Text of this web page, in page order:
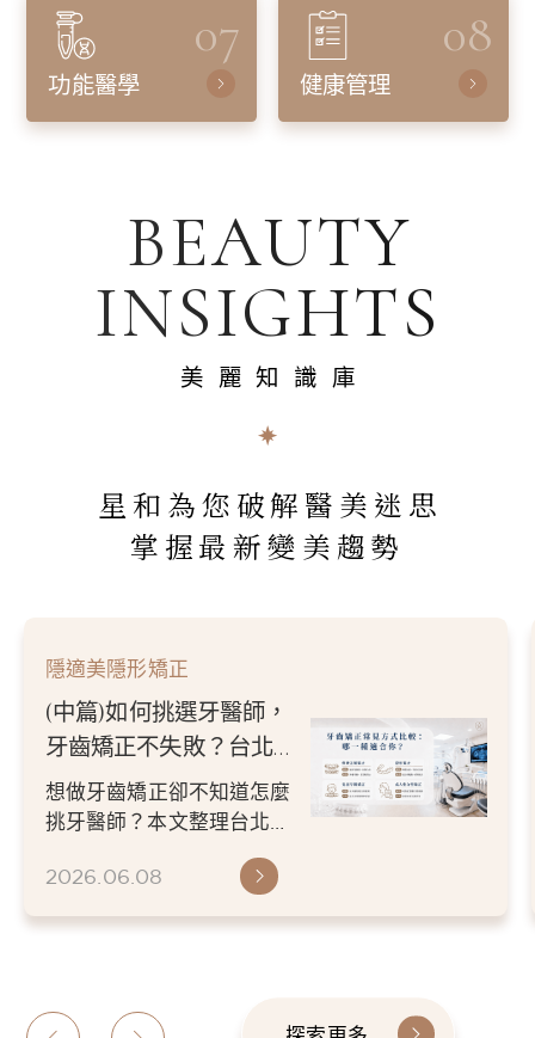
07
功能醫學
08
健康管理
BEAUTY
INSIGHTS
美麗知識庫
星和為您破解醫美迷思
掌握最新變美趨勢
隱適美隱形矯正
(下篇)如何挑選牙醫師，
牙齒矯正不失敗？台北／
新竹牙醫推薦指南
想做牙齒矯正卻不知道怎麼
挑牙醫師？本文整理台北／
醫師經驗、數位檢查、矯正
2026.06.08